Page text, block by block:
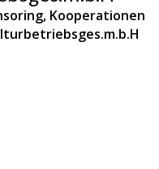
Kooperationen